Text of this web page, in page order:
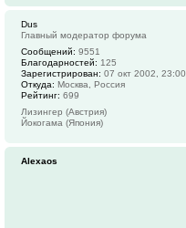
Dus
Главный модератор форума
Сообщений: 9551
Благодарностей: 125
Зарегистрирован: 07 окт 2002, 23:00
Откуда: Москва, Россия
Рейтинг: 699
Лизингер (Австрия)
Йокогама (Япония)
Alexaos